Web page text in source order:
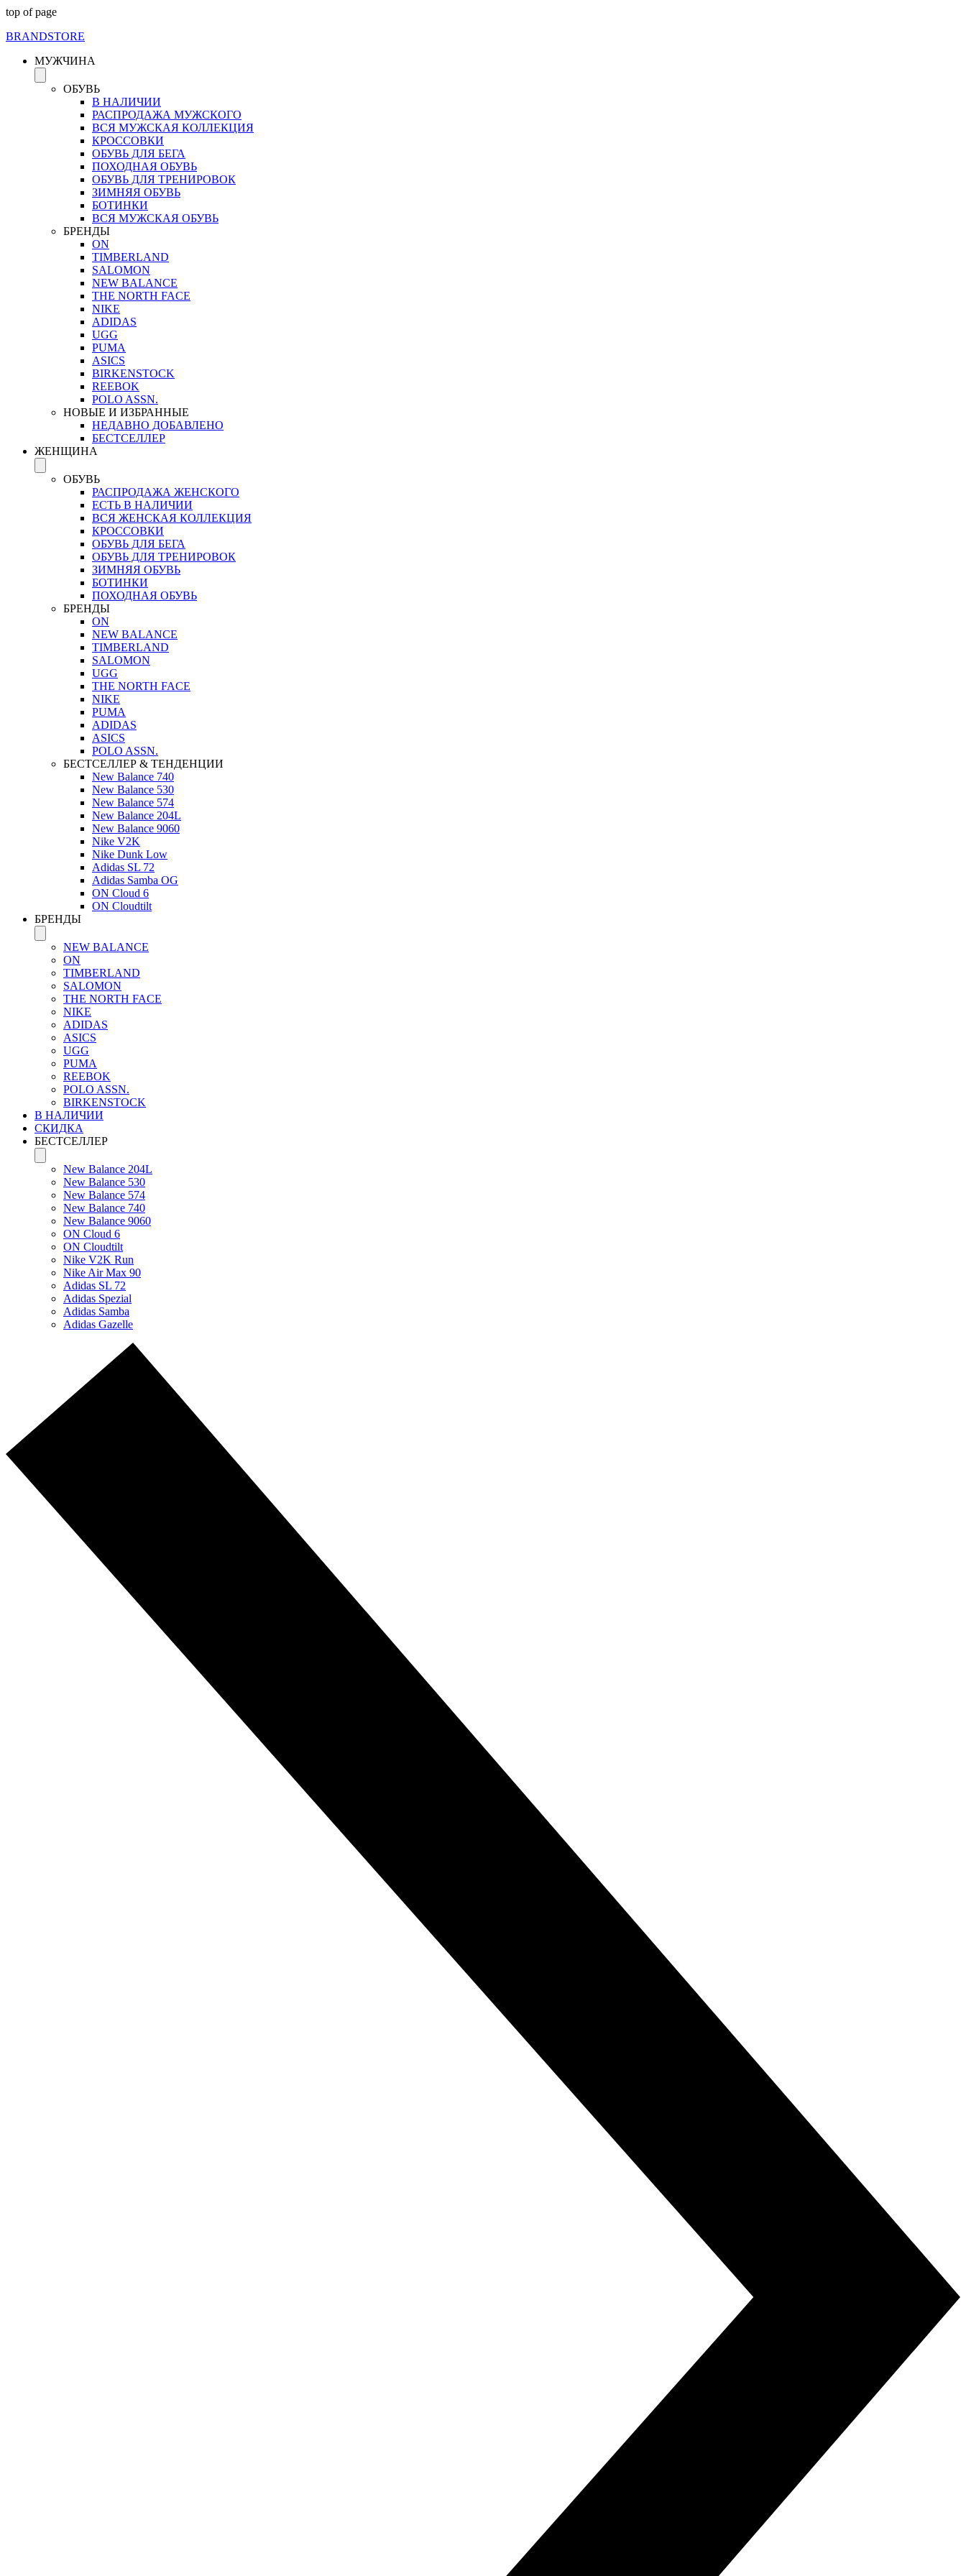
top of page
BRANDSTORE
МУЖЧИНА
ОБУВЬ
В НАЛИЧИИ
РАСПРОДАЖА МУЖСКОГО
ВСЯ МУЖСКАЯ КОЛЛЕКЦИЯ
КРОССОВКИ
ОБУВЬ ДЛЯ БЕГА
ПОХОДНАЯ ОБУВЬ
ОБУВЬ ДЛЯ ТРЕНИРОВОК
ЗИМНЯЯ ОБУВЬ
БОТИНКИ
ВСЯ МУЖСКАЯ ОБУВЬ
БРЕНДЫ
ON
TIMBERLAND
SALOMON
NEW BALANCE
THE NORTH FACE
NIKE
ADIDAS
UGG
PUMA
ASICS
BIRKENSTOCK
REEBOK
POLO ASSN.
НОВЫЕ И ИЗБРАННЫЕ
НЕДАВНО ДОБАВЛЕНО
БЕСТСЕЛЛЕР
ЖЕНЩИНА
ОБУВЬ
РАСПРОДАЖА ЖЕНСКОГО
ЕСТЬ В НАЛИЧИИ
ВСЯ ЖЕНСКАЯ КОЛЛЕКЦИЯ
КРОССОВКИ
ОБУВЬ ДЛЯ БЕГА
ОБУВЬ ДЛЯ ТРЕНИРОВОК
ЗИМНЯЯ ОБУВЬ
БОТИНКИ
ПОХОДНАЯ ОБУВЬ
БРЕНДЫ
ON
NEW BALANCE
TIMBERLAND
SALOMON
UGG
THE NORTH FACE
NIKE
PUMA
ADIDAS
ASICS
POLO ASSN.
БЕСТСЕЛЛЕР & ТЕНДЕНЦИИ
New Balance 740
New Balance 530
New Balance 574
New Balance 204L
New Balance 9060
Nike V2K
Nike Dunk Low
Adidas SL 72
Adidas Samba OG
ON Cloud 6
ON Cloudtilt
БРЕНДЫ
NEW BALANCE
ON
TIMBERLAND
SALOMON
THE NORTH FACE
NIKE
ADIDAS
ASICS
UGG
PUMA
REEBOK
POLO ASSN.
BIRKENSTOCK
В НАЛИЧИИ
СКИДКА
БЕСТСЕЛЛЕР
New Balance 204L
New Balance 530
New Balance 574
New Balance 740
New Balance 9060
ON Cloud 6
ON Cloudtilt
Nike V2K Run
Nike Air Max 90
Adidas SL 72
Adidas Spezial
Adidas Samba
Adidas Gazelle